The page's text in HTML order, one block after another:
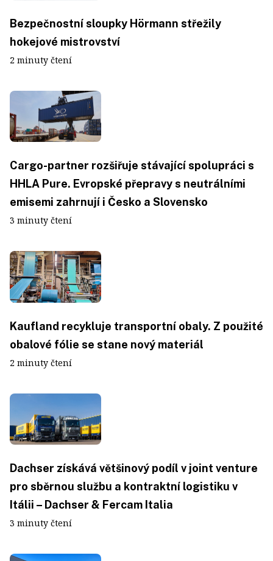
Bezpečnostní sloupky Hörmann střežily
hokejové mistrovství
2 minuty čtení
Cargo-partner rozšiřuje stávající spolupráci s
HHLA Pure. Evropské přepravy s neutrálními
emisemi zahrnují i Česko a Slovensko
3 minuty čtení
Kaufland recykluje transportní obaly. Z použité
obalové fólie se stane nový materiál
2 minuty čtení
Dachser získává většinový podíl v joint venture
pro sběrnou službu a kontraktní logistiku v
Itálii – Dachser & Fercam Italia
3 minuty čtení